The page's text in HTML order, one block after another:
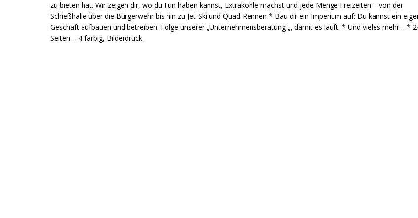
zu bieten hat. Wir zeigen dir, wo du Fun haben kannst, Extrakohle machst und jede Menge Freizeiten – von der
Schießhalle über die Bürgerwehr bis hin zu Jet-Ski und Quad-Rennen * Bau dir ein Imperium auf: Du kannst ein
Geschäft aufbauen und betreiben. Folge unserer „Unternehmensberatung „, damit es läuft. * Und vieles mehr… *
Seiten – 4-farbig, Bilderdruck.